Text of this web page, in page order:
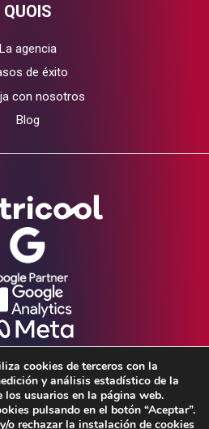
QUOIS
La agencia
de éxito
con nosotros
Blog
cookies de terceros con la
y análisis estadístico de la
usuarios en la página web.
pulsando en el botón “Aceptar”.
o rechazar la instalación de cookies